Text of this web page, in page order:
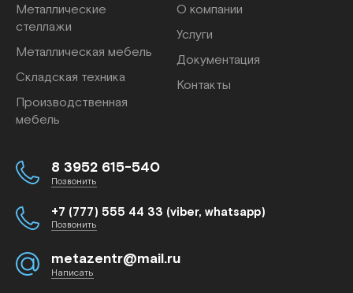
Металлические
стеллажи
Металлическая мебель
Складская техника
Производственная
мебель
О компании
Услуги
Документация
Контакты
8 3952 615-540
Позвонить
+7 (777) 555 44 33 (viber, whatsapp)
Позвонить
metazentr@mail.ru
Написать